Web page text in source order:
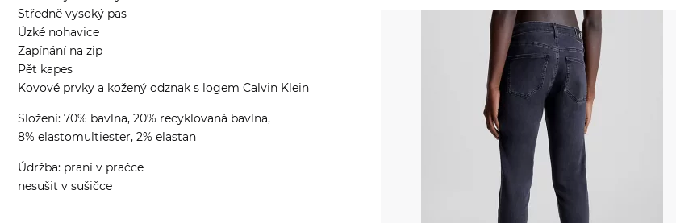
Středně vysoký pas
Úzké nohavice
Zapínání na zip
Pět kapes
Kovové prvky a kožený odznak s logem Calvin Klein
Složení: 70% bavlna, 20% recyklovaná bavlna,
8% elastomultiester, 2% elastan
Údržba: praní v pračce
nesušit v sušičce